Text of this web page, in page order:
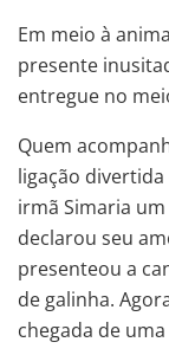
Em meio à
presente
entregue no
Quem
ligação
irmã Simaria
declarou seu
presenteou a
de galinha.
chegada de